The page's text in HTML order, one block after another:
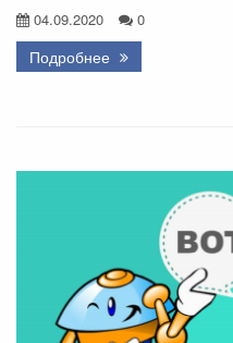
04.09.2020 0
Подробнее